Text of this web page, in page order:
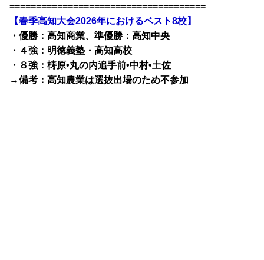
=====================================
【春季高知大会2026年におけるベスト8校】
・優勝：高知商業、準優勝：高知中央
・４強：明徳義塾・高知高校
・８強：梼原•丸の内追手前•中村•土佐
→備考：高知農業は選抜出場のため不参加